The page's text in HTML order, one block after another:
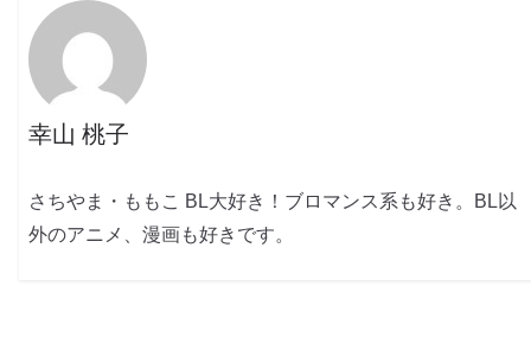
幸山 桃子
さちやま・ももこ BL大好き！ブロマンス系も好き。BL以
外のアニメ、漫画も好きです。